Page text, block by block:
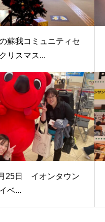
蘇我コミュニティセ
リスマス...
25日 イオンタウン
ベ...